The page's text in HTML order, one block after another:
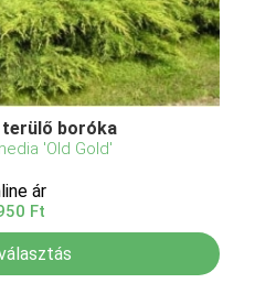
boróka
'Old Gold'
ár
Ft